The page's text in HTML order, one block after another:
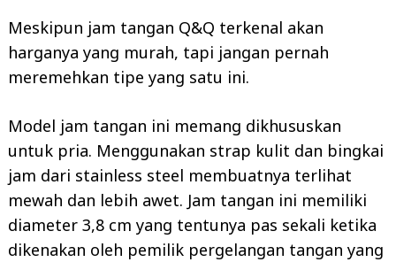
Meskipun jam tangan Q&Q terkenal akan
harganya yang murah, tapi jangan pernah
meremehkan tipe yang satu ini.
Model jam tangan ini memang dikhususkan
untuk pria. Menggunakan strap kulit dan bingkai
jam dari stainless steel membuatnya terlihat
mewah dan lebih awet. Jam tangan ini memiliki
diameter 3,8 cm yang tentunya pas sekali ketika
dikenakan oleh pemilik pergelangan tangan yang